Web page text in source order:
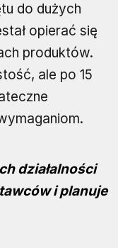
do dużych
opierać się
produktów.
ale po 15
działalności
i planuje